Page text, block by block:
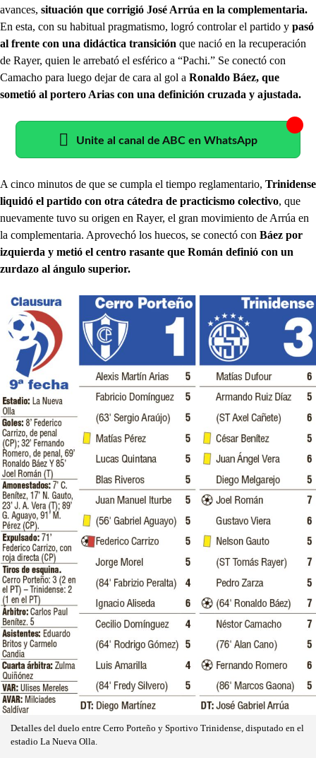
avances, situación que corrigió José Arrúa en la complementaria.
En esta, con su habitual pragmatismo, logró controlar el partido y pasó
al frente con una didáctica transición que nació en la recuperación
de Rayer, quien le arrebató el esférico a “Pachi.” Se conectó con
Camacho para luego dejar de cara al gol a Ronaldo Báez, que
sometió al portero Arias con una definición cruzada y ajustada.
Unite al canal de ABC en WhatsApp
A cinco minutos de que se cumpla el tiempo reglamentario, Trinidense
liquidó el partido con otra cátedra de practicismo colectivo, que
nuevamente tuvo su origen en Rayer, el gran movimiento de Arrúa en
la complementaria. Aprovechó los huecos, se conectó con Báez por
izquierda y metió el centro rasante que Román definió con un
zurdazo al ángulo superior.
Detalles del duelo entre Cerro Porteño y Sportivo Trinidense, disputado en el
estadio La Nueva Olla.